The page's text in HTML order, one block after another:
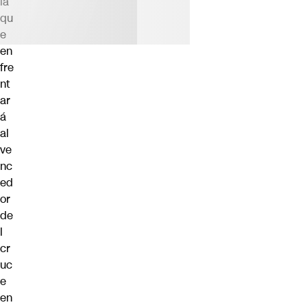
qu
e
en
fre
nt
ar
á
al
ve
nc
ed
or
de
l
cr
uc
e
en